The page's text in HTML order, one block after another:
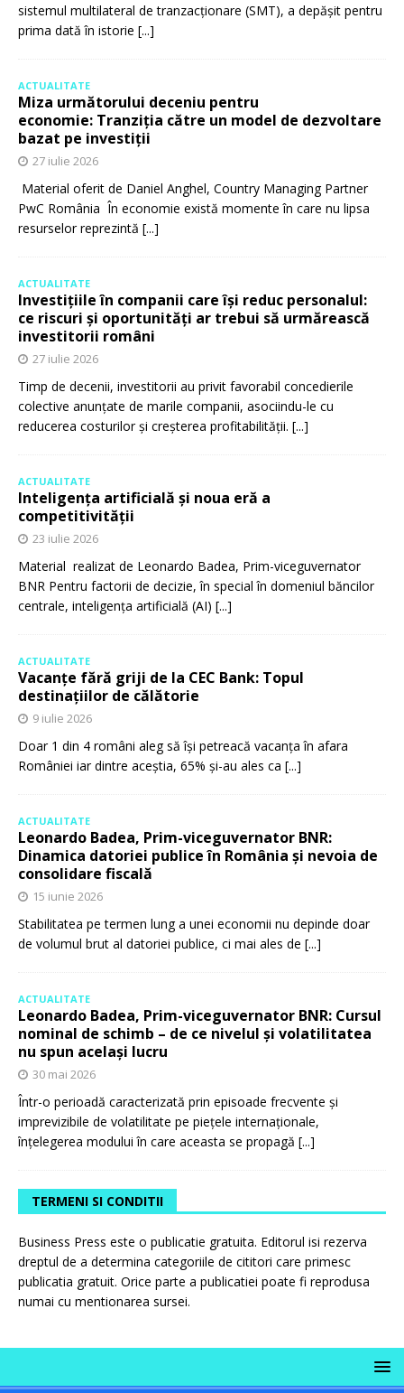
sistemul multilateral de tranzacționare (SMT), a depășit pentru
prima dată în istorie [...]
ACTUALITATE
Miza următorului deceniu pentru
economie: Tranziția către un model de dezvoltare
bazat pe investiții
27 iulie 2026
Material oferit de Daniel Anghel, Country Managing Partner
PwC România În economie există momente în care nu lipsa
resurselor reprezintă [...]
ACTUALITATE
Investițiile în companii care își reduc personalul:
ce riscuri și oportunități ar trebui să urmărească
investitorii români
27 iulie 2026
Timp de decenii, investitorii au privit favorabil concedierile
colective anunțate de marile companii, asociindu-le cu
reducerea costurilor și creșterea profitabilității. [...]
ACTUALITATE
Inteligența artificială și noua eră a
competitivității
23 iulie 2026
Material realizat de Leonardo Badea, Prim-viceguvernator
BNR Pentru factorii de decizie, în special în domeniul băncilor
centrale, inteligența artificială (AI) [...]
ACTUALITATE
Vacanțe fără griji de la CEC Bank: Topul
destinațiilor de călătorie
9 iulie 2026
Doar 1 din 4 români aleg să își petreacă vacanța în afara
României iar dintre aceștia, 65% și-au ales ca [...]
ACTUALITATE
Leonardo Badea, Prim-viceguvernator BNR:
Dinamica datoriei publice în România și nevoia de
consolidare fiscală
15 iunie 2026
Stabilitatea pe termen lung a unei economii nu depinde doar
de volumul brut al datoriei publice, ci mai ales de [...]
ACTUALITATE
Leonardo Badea, Prim-viceguvernator BNR: Cursul
nominal de schimb – de ce nivelul și volatilitatea
nu spun același lucru
30 mai 2026
Într-o perioadă caracterizată prin episoade frecvente și
imprevizibile de volatilitate pe piețele internaționale,
înțelegerea modului în care aceasta se propagă [...]
TERMENI SI CONDITII
Business Press este o publicatie gratuita. Editorul isi rezerva
dreptul de a determina categoriile de cititori care primesc
publicatia gratuit. Orice parte a publicatiei poate fi reprodusa
numai cu mentionarea sursei.